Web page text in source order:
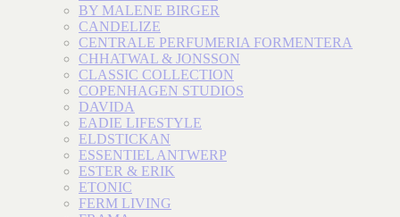
BY MALENE BIRGER
CANDELIZE
CENTRALE PERFUMERIA FORMENTERA
CHHATWAL & JONSSON
CLASSIC COLLECTION
COPENHAGEN STUDIOS
DAVIDA
EADIE LIFESTYLE
ELDSTICKAN
ESSENTIEL ANTWERP
ESTER & ERIK
ETONIC
FERM LIVING